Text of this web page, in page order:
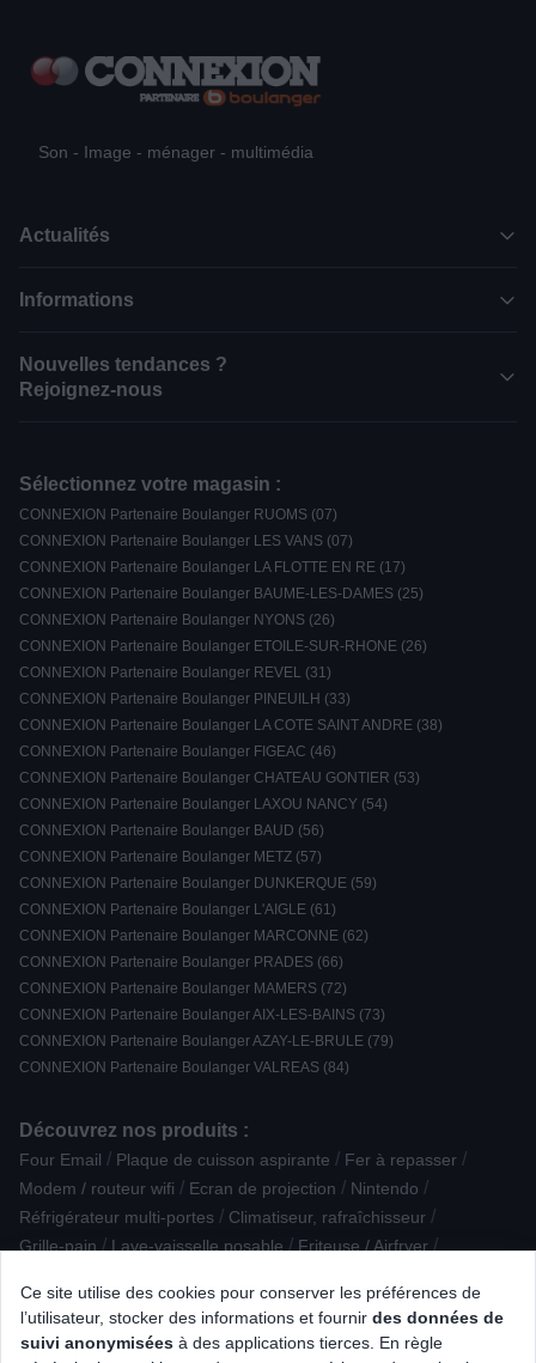
Ce site utilise des cookies pour conserver les préférences de
l’utilisateur, stocker des informations et fournir des données de
suivi anonymisées à des applications tierces. En règle
Son - Image - ménager - multimédia
Actualités
Informations
Nouvelles tendances ?
Rejoignez-nous
Sélectionnez votre magasin :
CONNEXION Partenaire Boulanger RUOMS (07)
CONNEXION Partenaire Boulanger LES VANS (07)
CONNEXION Partenaire Boulanger LA FLOTTE EN RE (17)
CONNEXION Partenaire Boulanger BAUME-LES-DAMES (25)
CONNEXION Partenaire Boulanger NYONS (26)
CONNEXION Partenaire Boulanger ETOILE-SUR-RHONE (26)
CONNEXION Partenaire Boulanger REVEL (31)
CONNEXION Partenaire Boulanger PINEUILH (33)
CONNEXION Partenaire Boulanger LA COTE SAINT ANDRE (38)
CONNEXION Partenaire Boulanger FIGEAC (46)
CONNEXION Partenaire Boulanger CHATEAU GONTIER (53)
CONNEXION Partenaire Boulanger LAXOU NANCY (54)
CONNEXION Partenaire Boulanger BAUD (56)
CONNEXION Partenaire Boulanger METZ (57)
CONNEXION Partenaire Boulanger DUNKERQUE (59)
CONNEXION Partenaire Boulanger L'AIGLE (61)
CONNEXION Partenaire Boulanger MARCONNE (62)
CONNEXION Partenaire Boulanger PRADES (66)
CONNEXION Partenaire Boulanger MAMERS (72)
CONNEXION Partenaire Boulanger AIX-LES-BAINS (73)
CONNEXION Partenaire Boulanger AZAY-LE-BRULE (79)
CONNEXION Partenaire Boulanger VALREAS (84)
Découvrez nos produits :
Four Email / Plaque de cuisson aspirante / Fer à repasser /
Modem / routeur wifi / Ecran de projection / Nintendo /
Réfrigérateur multi-portes / Climatiseur, rafraîchisseur /
Grille-pain / Lave-vaisselle posable / Friteuse / Airfryer /
Lave-linge top / Enceinte Active / Câble numerique /
Aspirateur robot /